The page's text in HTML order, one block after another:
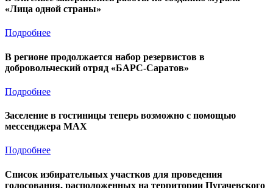
«Лица одной страны»
Подробнее
В регионе продолжается набор резервистов в
добровольческий отряд «БАРС-Саратов»
Подробнее
Заселение в гостиницы теперь возможно с помощью
мессенджера MAX
Подробнее
Список избирательных участков для проведения
голосования, расположенных на территории Пугачевского